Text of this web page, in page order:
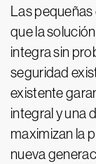
Las
que la
integra sin
seguridad
existente
integral y una
maximizan la
nueva